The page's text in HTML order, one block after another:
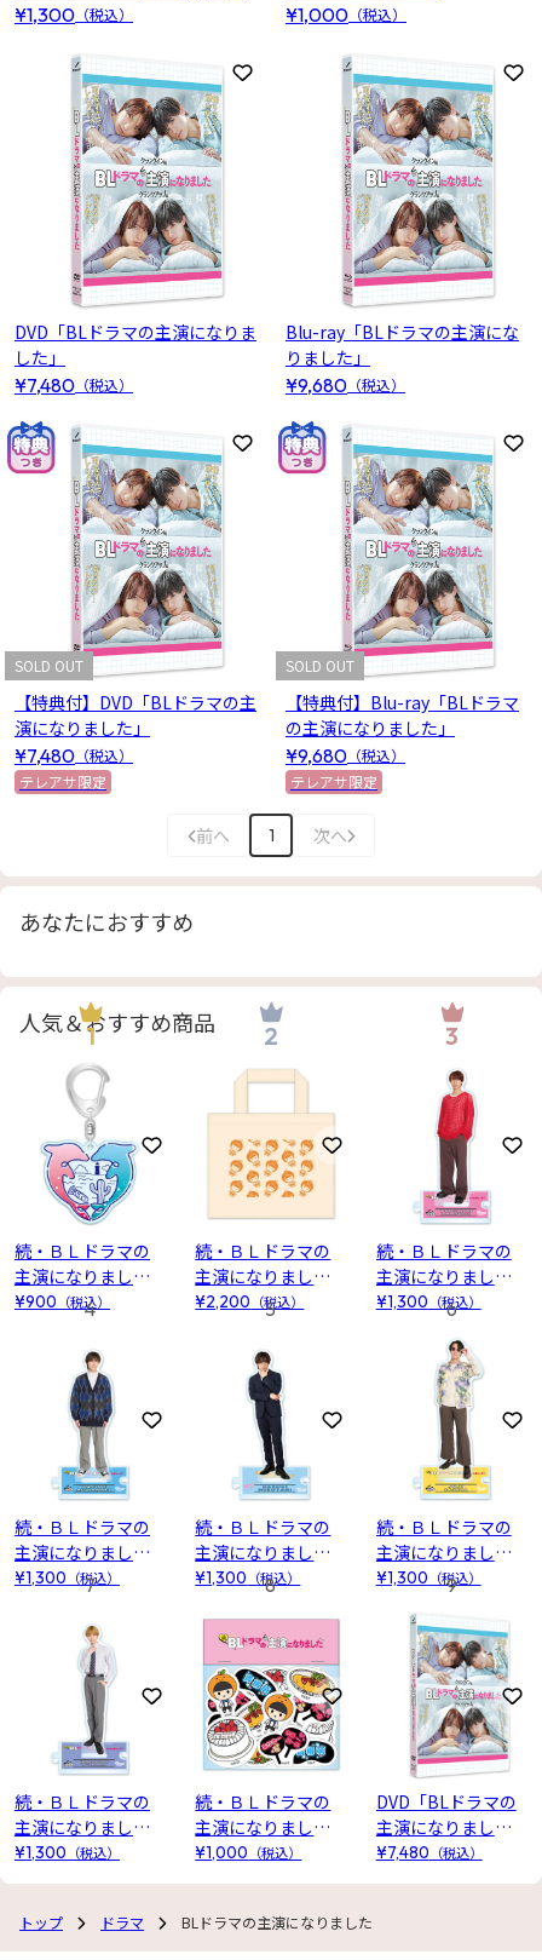
¥1,300 （税込）
¥1,000 （税込）
お気に入りに登録
DVD「BLドラマの主演になりま
した」
¥7,480 （税込）
お
Blu-ray「BLドラマの主演にな
りました」
¥9,680 （税込）
お気に入りに登録
SOLD OUT
【特典付】DVD「BLドラマの主
演になりました」
¥7,480 （税込）
テレアサ限定
お
SOLD OUT
【特典付】Blu-ray「BLドラマ
の主演になりました」
¥9,680 （税込）
テレアサ限定
前へ 1 次へ
あなたにおすすめ
人気＆おすすめ商品
お気に入りに登録
1
続・ＢＬドラマの
主演になりました
アクリルキーホル
¥900 （税込）
お気に入りに登録
2
続・ＢＬドラマの
主演になりました
トートバッグ
¥2,200 （税込）
お
3
続・ＢＬドラマの
主演になりました
アクリルスタンド
¥1,300 （税込）
お気に入りに登録
4
続・ＢＬドラマの
主演になりました
アクリルスタンド
¥1,300 （税込）
お気に入りに登録
5
続・ＢＬドラマの
主演になりました
アクリルスタンド
¥1,300 （税込）
お
6
続・ＢＬドラマの
主演になりました
アクリルスタンド
¥1,300 （税込）
お気に入りに登録
7
続・ＢＬドラマの
主演になりました
アクリルスタンド
¥1,300 （税込）
お気に入りに登録
8
続・ＢＬドラマの
主演になりました
フレークシール
¥1,000 （税込）
お
9
DVD「BLドラマの
主演になりまし
た」
¥7,480 （税込）
トップ ドラマ BLドラマの主演になりました